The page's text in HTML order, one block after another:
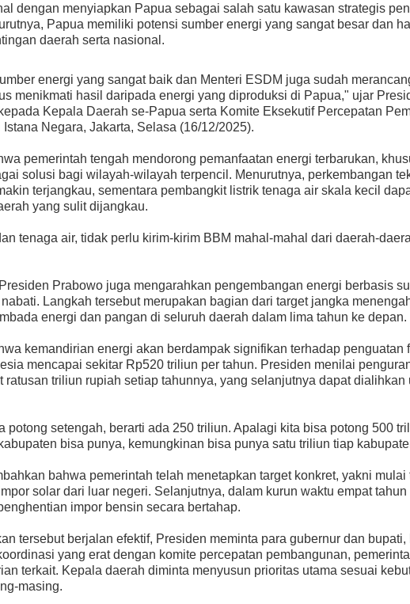
dengan menyiapkan Papua sebagai salah satu kawasan strategis
Papua memiliki potensi sumber energi yang sangat besar dan
daerah serta nasional.
energi yang sangat baik dan Menteri ESDM juga sudah
menikmati hasil daripada energi yang diproduksi di Papua," ujar
Kepala Daerah se-Papua serta Komite Eksekutif Percepatan
Negara, Jakarta, Selasa (16/12/2025).
pemerintah tengah mendorong pemanfaatan energi terbarukan,
solusi bagi wilayah-wilayah terpencil. Menurutnya, perkembangan
terjangkau, sementara pembangkit listrik tenaga air skala kecil
yang sulit dijangkau.
tenaga air, tidak perlu kirim-kirim BBM mahal-mahal dari daerah-
Prabowo juga mengarahkan pengembangan energi berbasis
Langkah tersebut merupakan bagian dari target jangka
energi dan pangan di seluruh daerah dalam lima tahun ke depan.
kemandirian energi akan berdampak signifikan terhadap penguatan
mencapai sekitar Rp520 triliun per tahun. Presiden menilai
ratusan triliun rupiah setiap tahunnya, yang selanjutnya dapat dialihkan
potong setengah, berarti ada 250 triliun. Apalagi kita bisa potong 500
bisa punya, kemungkinan bisa punya satu triliun tiap
bahwa pemerintah telah menetapkan target konkret, yakni mulai
solar dari luar negeri. Selanjutnya, dalam kurun waktu empat tahun
impor bensin secara bertahap.
tersebut berjalan efektif, Presiden meminta para gubernur dan bupati,
yang erat dengan komite percepatan pembangunan,
terkait. Kepala daerah diminta menyusun prioritas utama sesuai
masing.